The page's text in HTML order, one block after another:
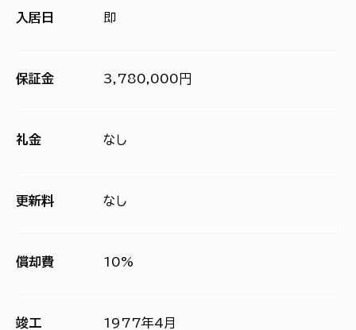
入居日 即
保証金 3,780,000円
礼金 なし
更新料 なし
償却費 10%
竣工 1977年4月